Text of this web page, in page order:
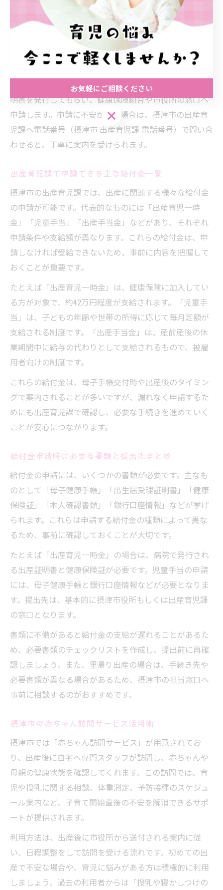
申請の流れとしては、①出産・入院証明書や母子手帳な
ど必要書類の準備、②摂津市役所や出産育児課への提
出、③給付金の振込確認、という3ステップが基本です。
特に初めての方は、申請期限や提出場所の確認を事前に
行い、漏れのないよう注意しましょう。
例えば出産育児一時金の場合は、出産後すぐに病院で証
明書を発行してもらい、健康保険組合や市役所の窓口へ
申請します。申請に不安がある場合は、摂津市の出産育
児課へ電話番号（摂津市 出産育児課 電話番号）で問い合
わせると、丁寧に案内を受けられます。
出産育児課で申請できる主な給付金一覧
摂津市の出産育児課では、出産に関連する様々な給付金
の申請が可能です。代表的なものには「出産育児一時
金」「児童手当」「出産手当金」などがあり、それぞれ
申請条件や支給額が異なります。これらの給付金は、申
請しなければ受給できないため、事前に内容を把握して
おくことが重要です。
たとえば「出産育児一時金」は、健康保険に加入してい
る方が対象で、約42万円程度が支給されます。「児童手
当」は、子どもの年齢や世帯の所得に応じて毎月定額が
支給される制度です。「出産手当金」は、産前産後の休
業期間中に給与の代わりとして支給されるもので、被雇
用者向けの制度です。
これらの給付金は、母子手帳交付時や出産後のタイミン
グで案内されることが多いですが、漏れなく申請するた
めにも出産育児課で確認し、必要な手続きを進めていく
ことが安心につながります。
給付金申請時に必要な書類と提出先まとめ
給付金の申請には、いくつかの書類が必要です。主なも
のとして「母子健康手帳」「出生届受理証明書」「健康
保険証」「本人確認書類」「銀行口座情報」などが挙げ
られます。これらは申請する給付金の種類によって異な
るため、事前に確認しておくことが大切です。
たとえば「出産育児一時金」の場合は、病院で発行され
る出産証明書と健康保険証が必要です。児童手当の申請
には、母子健康手帳と銀行口座情報などが必要となりま
す。提出先は、基本的に摂津市役所もしくは出産育児課
の窓口となります。
書類に不備があると給付金の支給が遅れることがあるた
め、必要書類のチェックリストを作成し、提出前に再確
認しましょう。また、里帰り出産の場合は、手続き先や
必要書類が異なる場合があるため、摂津市の担当窓口へ
事前に相談するのがおすすめです。
摂津市の赤ちゃん訪問サービス活用術
摂津市では「赤ちゃん訪問サービス」が用意されてお
り、出産後に自宅へ専門スタッフが訪問し、赤ちゃんや
母親の健康状態を確認してくれます。この訪問では、育
児や授乳に関する相談、体重測定、予防接種のスケジュ
ール案内など、子育て開始直後の不安を解消できるサポ
ートが提供されます。
利用方法は、出産後に市役所から送付される案内に従
い、日程調整をして訪問を受ける流れです。初めての出
産で不安な場合や、育児に悩みがある方は積極的に利用
しましょう。過去の利用者からは「授乳や寝かしつけの
お気軽にご相談ください
お気軽にご相談ください